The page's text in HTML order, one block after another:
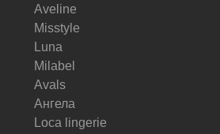
Aveline
Misstyle
Luna
Milabel
Avals
Ангела
Loca lingerie